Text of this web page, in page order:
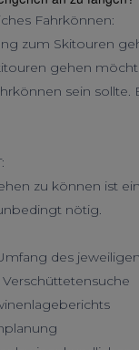
Fahrkönnen:
zum Skitouren
gehen
sein
zu können ist
nötig.
des